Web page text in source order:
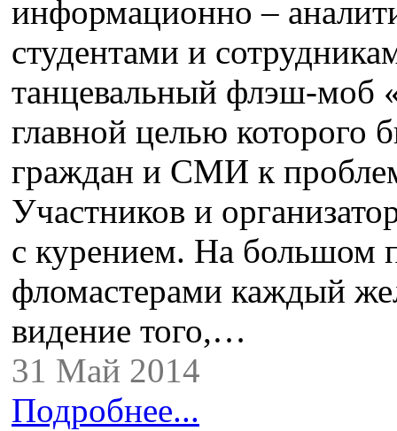
информационно –
студентами и
танцевальный флэш-моб
главной целью которого
граждан и СМИ к
Участников и
с курением. На большом
фломастерами каждый
видение того,…
31 Май 2014
Подробнее...